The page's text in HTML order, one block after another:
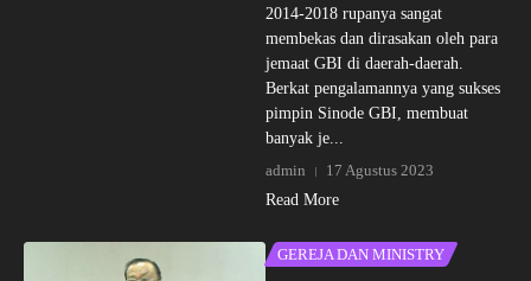
2014-2018 rupanya sangat
membekas dan dirasakan oleh para
jemaat GBI di daerah-daerah.
Berkat pengalamannya yang sukses
pimpin Sinode GBI, membuat
banyak je...
admin
17 Agustus 2023
Read More
GEREJA DAN MINISTRY